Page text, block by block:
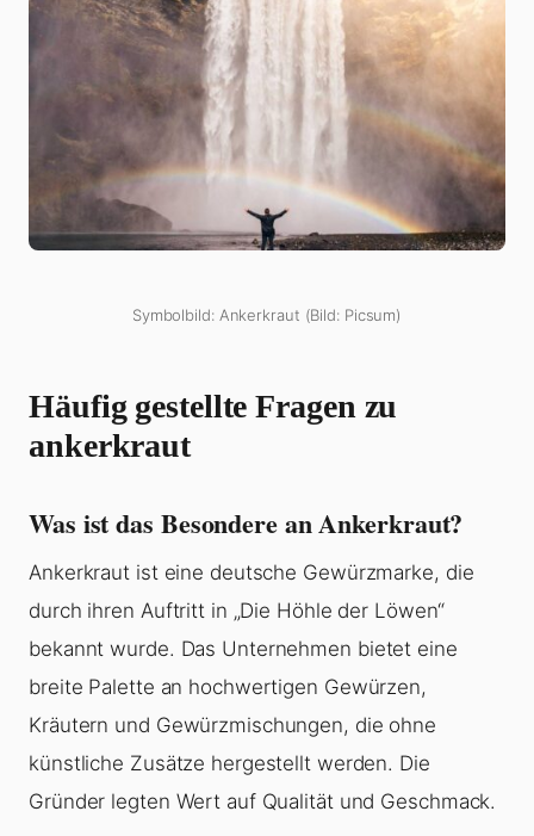
Symbolbild: Ankerkraut (Bild: Picsum)
Häufig gestellte Fragen zu
ankerkraut
Was ist das Besondere an Ankerkraut?
Ankerkraut ist eine deutsche Gewürzmarke, die
durch ihren Auftritt in „Die Höhle der Löwen“
bekannt wurde. Das Unternehmen bietet eine
breite Palette an hochwertigen Gewürzen,
Kräutern und Gewürzmischungen, die ohne
künstliche Zusätze hergestellt werden. Die
Gründer legten Wert auf Qualität und Geschmack.